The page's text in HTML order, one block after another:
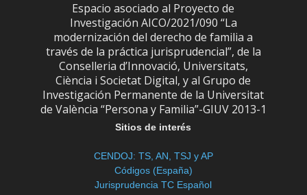
Espacio asociado al Proyecto de
Investigación AICO/2021/090 “La
modernización del derecho de familia a
través de la práctica jurisprudencial”, de la
Conselleria d’Innovació, Universitats,
Ciència i Societat Digital, y al Grupo de
Investigación Permanente de la Universitat
de València “Persona y Familia”-GIUV 2013-1
Sitios de interés
CENDOJ: TS, AN, TSJ y AP
Códigos (España)
Jurisprudencia TC Español